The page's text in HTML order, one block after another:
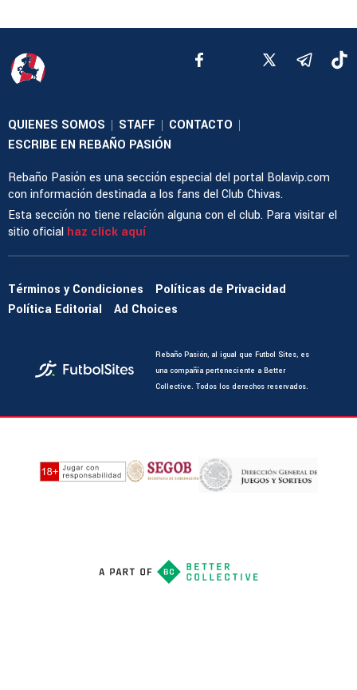
QUIENES SOMOS STAFF CONTACTO
ESCRIBE EN REBAÑO PASIÓN
Rebaño Pasión es una sección especial del portal Bolavip.com
con información destinada a los fans del Club Chivas.
Esta sección no tiene relación alguna con el club. Para visitar el
sitio oficial haz click aquí
Términos y Condiciones
Políticas de Privacidad
Política Editorial
Ad Choices
Rebaño Pasión, al igual que Futbol Sites, es
una compañía perteneciente a Better
Collective. Todos los derechos reservados.